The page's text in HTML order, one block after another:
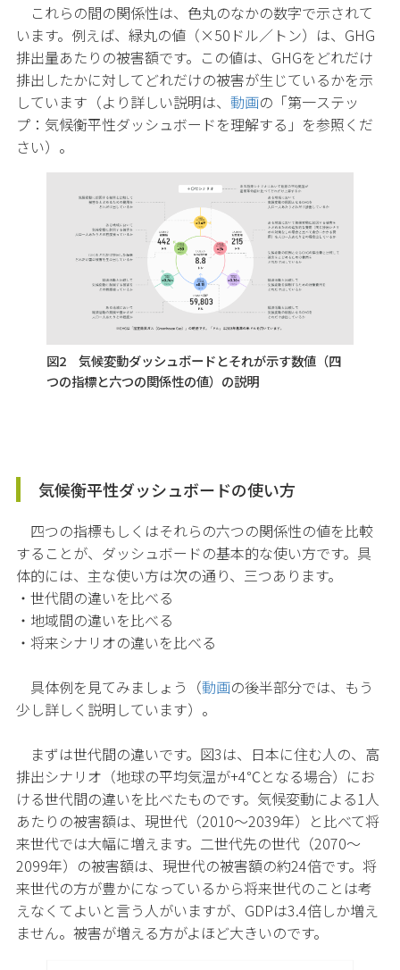
これらの間の関係性は、色丸のなかの数字で示されて
います。例えば、緑丸の値（×50ドル／トン）は、GHG
排出量あたりの被害額です。この値は、GHGをどれだけ
排出したかに対してどれだけの被害が生じているかを示
しています（より詳しい説明は、 動画の「第一ステッ
プ：気候衡平性ダッシュボードを理解する」を参照くだ
さい）。
図2 気候変動ダッシュボードとそれが示す数値（四
つの指標と六つの関係性の値）の説明
気候衡平性ダッシュボードの使い方
四つの指標もしくはそれらの六つの関係性の値を比較
することが、ダッシュボードの基本的な使い方です。具
体的には、主な使い方は次の通り、三つあります。
・世代間の違いを比べる
・地域間の違いを比べる
・将来シナリオの違いを比べる
具体例を見てみましょう（動画の後半部分では、もう
少し詳しく説明しています）。
まずは世代間の違いです。図3は、日本に住む人の、高
排出シナリオ（地球の平均気温が+4℃となる場合）にお
ける世代間の違いを比べたものです。気候変動による1人
あたりの被害額は、現世代（2010～2039年）と比べて将
来世代では大幅に増えます。二世代先の世代（2070～
2099年）の被害額は、現世代の被害額の約24倍です。将
来世代の方が豊かになっているから将来世代のことは考
えなくてよいと言う人がいますが、GDPは3.4倍しか増え
ません。被害が増える方がよほど大きいのです。